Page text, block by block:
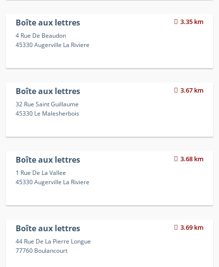
Boîte aux lettres 3.35 km
4 Rue De Beaudon
45330 Augerville La Riviere
Boîte aux lettres 3.67 km
32 Rue Saint Guillaume
45330 Le Malesherbois
Boîte aux lettres 3.68 km
1 Rue De La Vallee
45330 Augerville La Riviere
Boîte aux lettres 3.69 km
44 Rue De La Pierre Longue
77760 Boulancourt